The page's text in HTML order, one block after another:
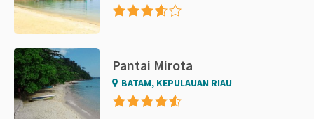
Pantai Mirota
BATAM, KEPULAUAN RIAU